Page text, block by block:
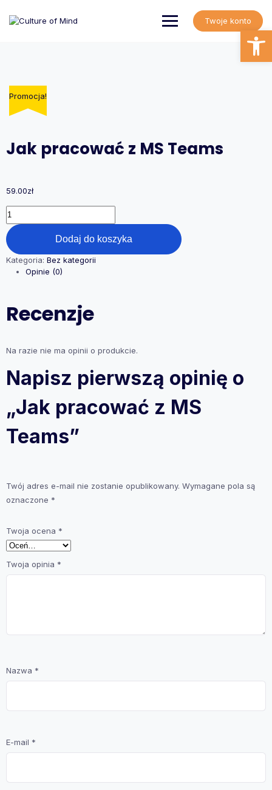
content
Twoje konto
Jak pracować z MS Teams
59.00zł
ilość
Jak
pracować
z
MS
Teams
Dodaj do koszyka
Kategoria: Bez kategorii
Opinie (0)
Recenzje
Na razie nie ma opinii o produkcie.
Napisz pierwszą opinię o
„Jak pracować z MS
Teams”
Twój adres e-mail nie zostanie opublikowany. Wymagane pola są
oznaczone *
Twoja ocena *
Twoja opinia *
Nazwa *
E-mail *
Promocja!